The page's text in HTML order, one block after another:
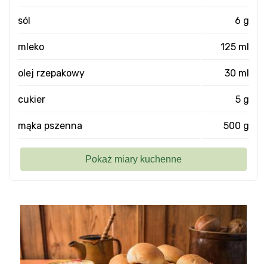
sól 6 g
mleko 125 ml
olej rzepakowy 30 ml
cukier 5 g
mąka pszenna 500 g